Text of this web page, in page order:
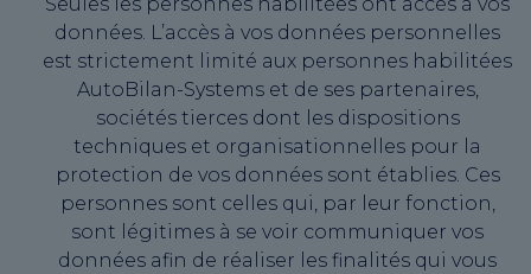
Seules les personnes habilitées ont accès à vos
données. L’accès à vos données personnelles
est strictement limité aux personnes habilitées
AutoBilan-Systems et de ses partenaires,
sociétés tierces dont les dispositions
techniques et organisationnelles pour la
protection de vos données sont établies. Ces
personnes sont celles qui, par leur fonction,
sont légitimes à se voir communiquer vos
données afin de réaliser les finalités qui vous